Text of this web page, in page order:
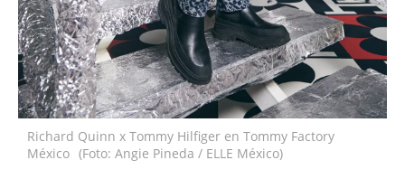
Richard Quinn x Tommy Hilfiger en Tommy Factory
México (Foto: Angie Pineda / ELLE México)